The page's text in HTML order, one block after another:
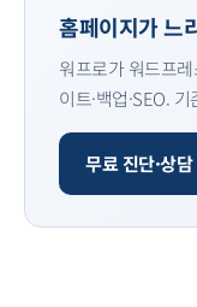
홈페이지가 느
워프로가 워드프
이트·백업·SEO.
무료 진단·상